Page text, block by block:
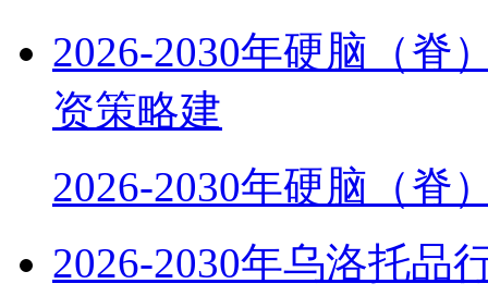
2026-2030年硬脑（脊
资策略建
2026-2030年硬脑（脊
2026-2030年乌洛托品